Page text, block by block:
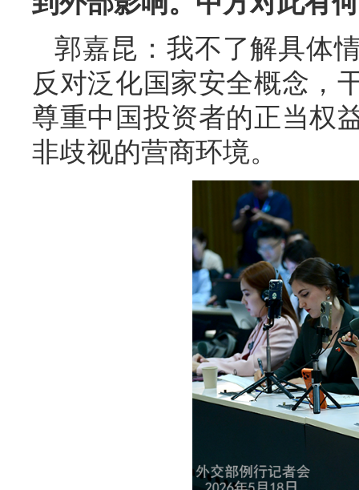
郭嘉昆：我不了解具体
反对泛化国家安全概念，
尊重中国投资者的正当权
非歧视的营商环境。